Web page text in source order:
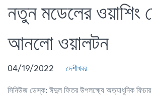
নতুন মডেলের ওয়াশিং
আনলো ওয়ালটন
04/19/2022 দেশীখবর
সিনিউজ ডেস্ক: ঈদুল ফিতর উপলক্ষ্যে অত্যাধুনিক